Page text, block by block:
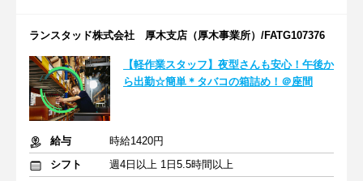
ランスタッド株式会社 厚木支店（厚木事業所）/FATG107376
【軽作業スタッフ】夜型さんも安心！午後か
ら出勤☆簡単＊タバコの箱詰め！＠座間
給与
時給1420円
シフト
週4日以上 1日5.5時間以上